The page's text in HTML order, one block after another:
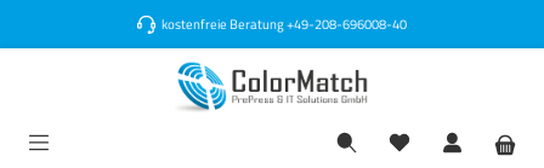
kostenfreie Beratung+49-208-696008-40